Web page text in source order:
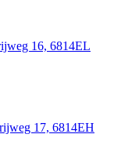
16, 6814EL
17, 6814EH